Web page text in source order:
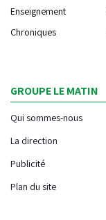
Enseignement
Chroniques
GROUPE LE MATIN
Qui sommes-nous
La direction
Publicité
Plan du site